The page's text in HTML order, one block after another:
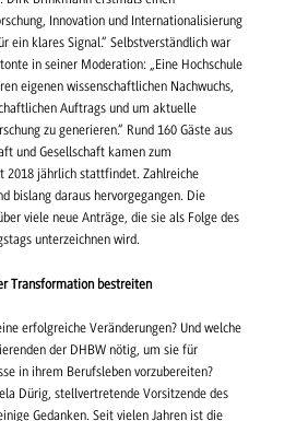
Innovation und Internationalisierung
ein klares Signal.“ Selbstverständlich war
in seiner Moderation: „Eine Hochschule
eigenen wissenschaftlichen Nachwuchs,
Auftrags und um aktuelle
zu generieren.“ Rund 160 Gäste aus
und Gesellschaft kamen zum
2018 jährlich stattfindet. Zahlreiche
bislang daraus hervorgegangen. Die
viele neue Anträge, die sie als Folge des
unterzeichnen wird.
Transformation bestreiten
erfolgreiche Veränderungen? Und welche
der DHBW nötig, um sie für
in ihrem Berufsleben vorzubereiten?
Dürig, stellvertretende Vorsitzende des
Gedanken. Seit vielen Jahren ist die